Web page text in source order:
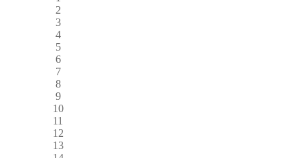
2
3
4
5
6
7
8
9
10
11
12
13